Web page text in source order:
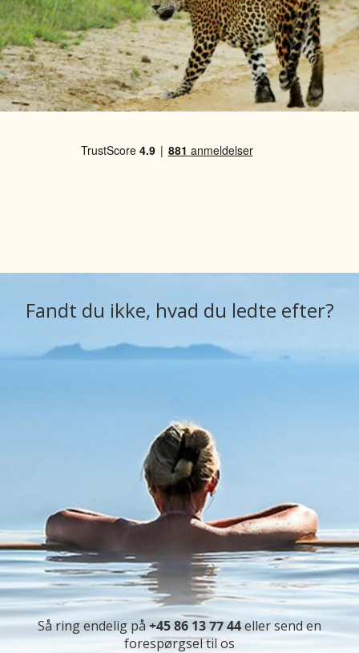
Fandt du ikke, hvad du ledte efter?
Så ring endelig på +45 86 13 77 44eller send en
forespørgsel til os